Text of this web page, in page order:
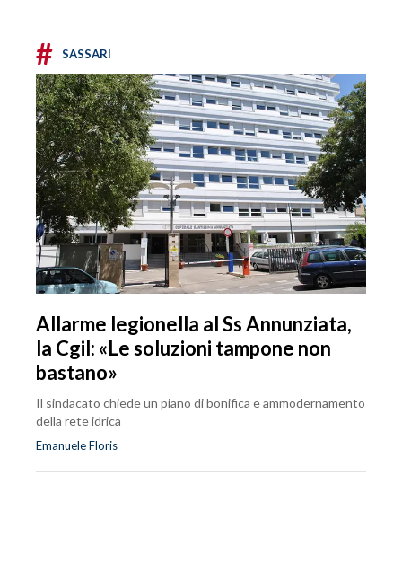
# SASSARI
Allarme legionella al Ss Annunziata,
la Cgil: «Le soluzioni tampone non
bastano»
Il sindacato chiede un piano di bonifica e ammodernamento
della rete idrica
Emanuele Floris